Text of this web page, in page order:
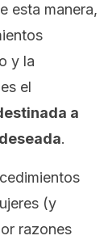
esta manera,
y la
el
a
.
(y
razones